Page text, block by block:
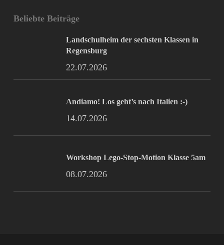
Beliebte Beiträge
Landschulheim der sechsten Klassen in
Regensburg
22.07.2026
Andiamo! Los geht’s nach Italien :-)
14.07.2026
Workshop Lego-Stop-Motion Klasse 5am
08.07.2026